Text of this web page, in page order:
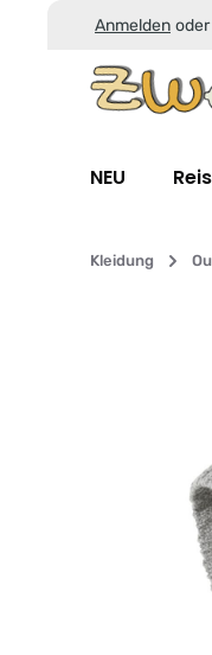
Zum Hauptinhalt
Zur Suche
Zur
Anmelden oder
NEU
Kleidung